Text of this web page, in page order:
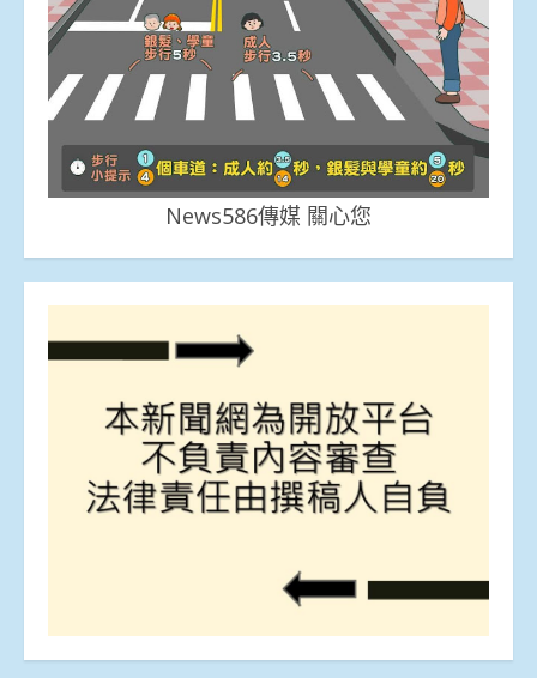
News586傳媒 關心您